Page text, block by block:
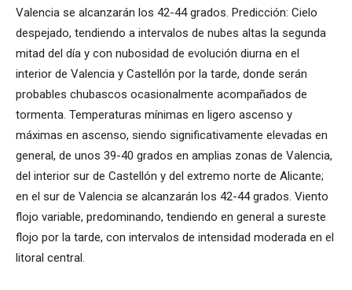
Valencia se alcanzarán los 42-44 grados. Predicción: Cielo
despejado, tendiendo a intervalos de nubes altas la segunda
mitad del día y con nubosidad de evolución diurna en el
interior de Valencia y Castellón por la tarde, donde serán
probables chubascos ocasionalmente acompañados de
tormenta. Temperaturas mínimas en ligero ascenso y
máximas en ascenso, siendo significativamente elevadas en
general, de unos 39-40 grados en amplias zonas de Valencia,
del interior sur de Castellón y del extremo norte de Alicante;
en el sur de Valencia se alcanzarán los 42-44 grados. Viento
flojo variable, predominando, tendiendo en general a sureste
flojo por la tarde, con intervalos de intensidad moderada en el
litoral central.